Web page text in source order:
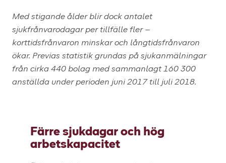
Med stigande ålder blir dock antalet
sjukfrånvarodagar per tillfälle fler –
korttidsfrånvaron minskar och långtidsfrånvaron
ökar. Previas statistik grundas på sjukanmälningar
från cirka 440 bolag med sammanlagt 160 300
anställda under perioden juni 2017 till juli 2018.
Färre sjukdagar och hög
arbetskapacitet